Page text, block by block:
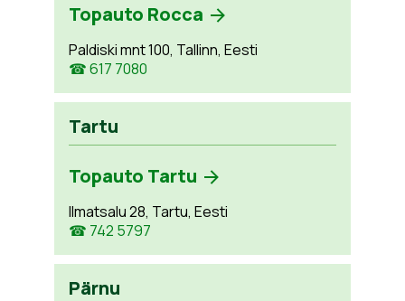
Topauto Rocca
Paldiski mnt 100, Tallinn, Eesti
☎ 617 7080
Tartu
Topauto Tartu
Ilmatsalu 28, Tartu, Eesti
☎ 742 5797
Pärnu